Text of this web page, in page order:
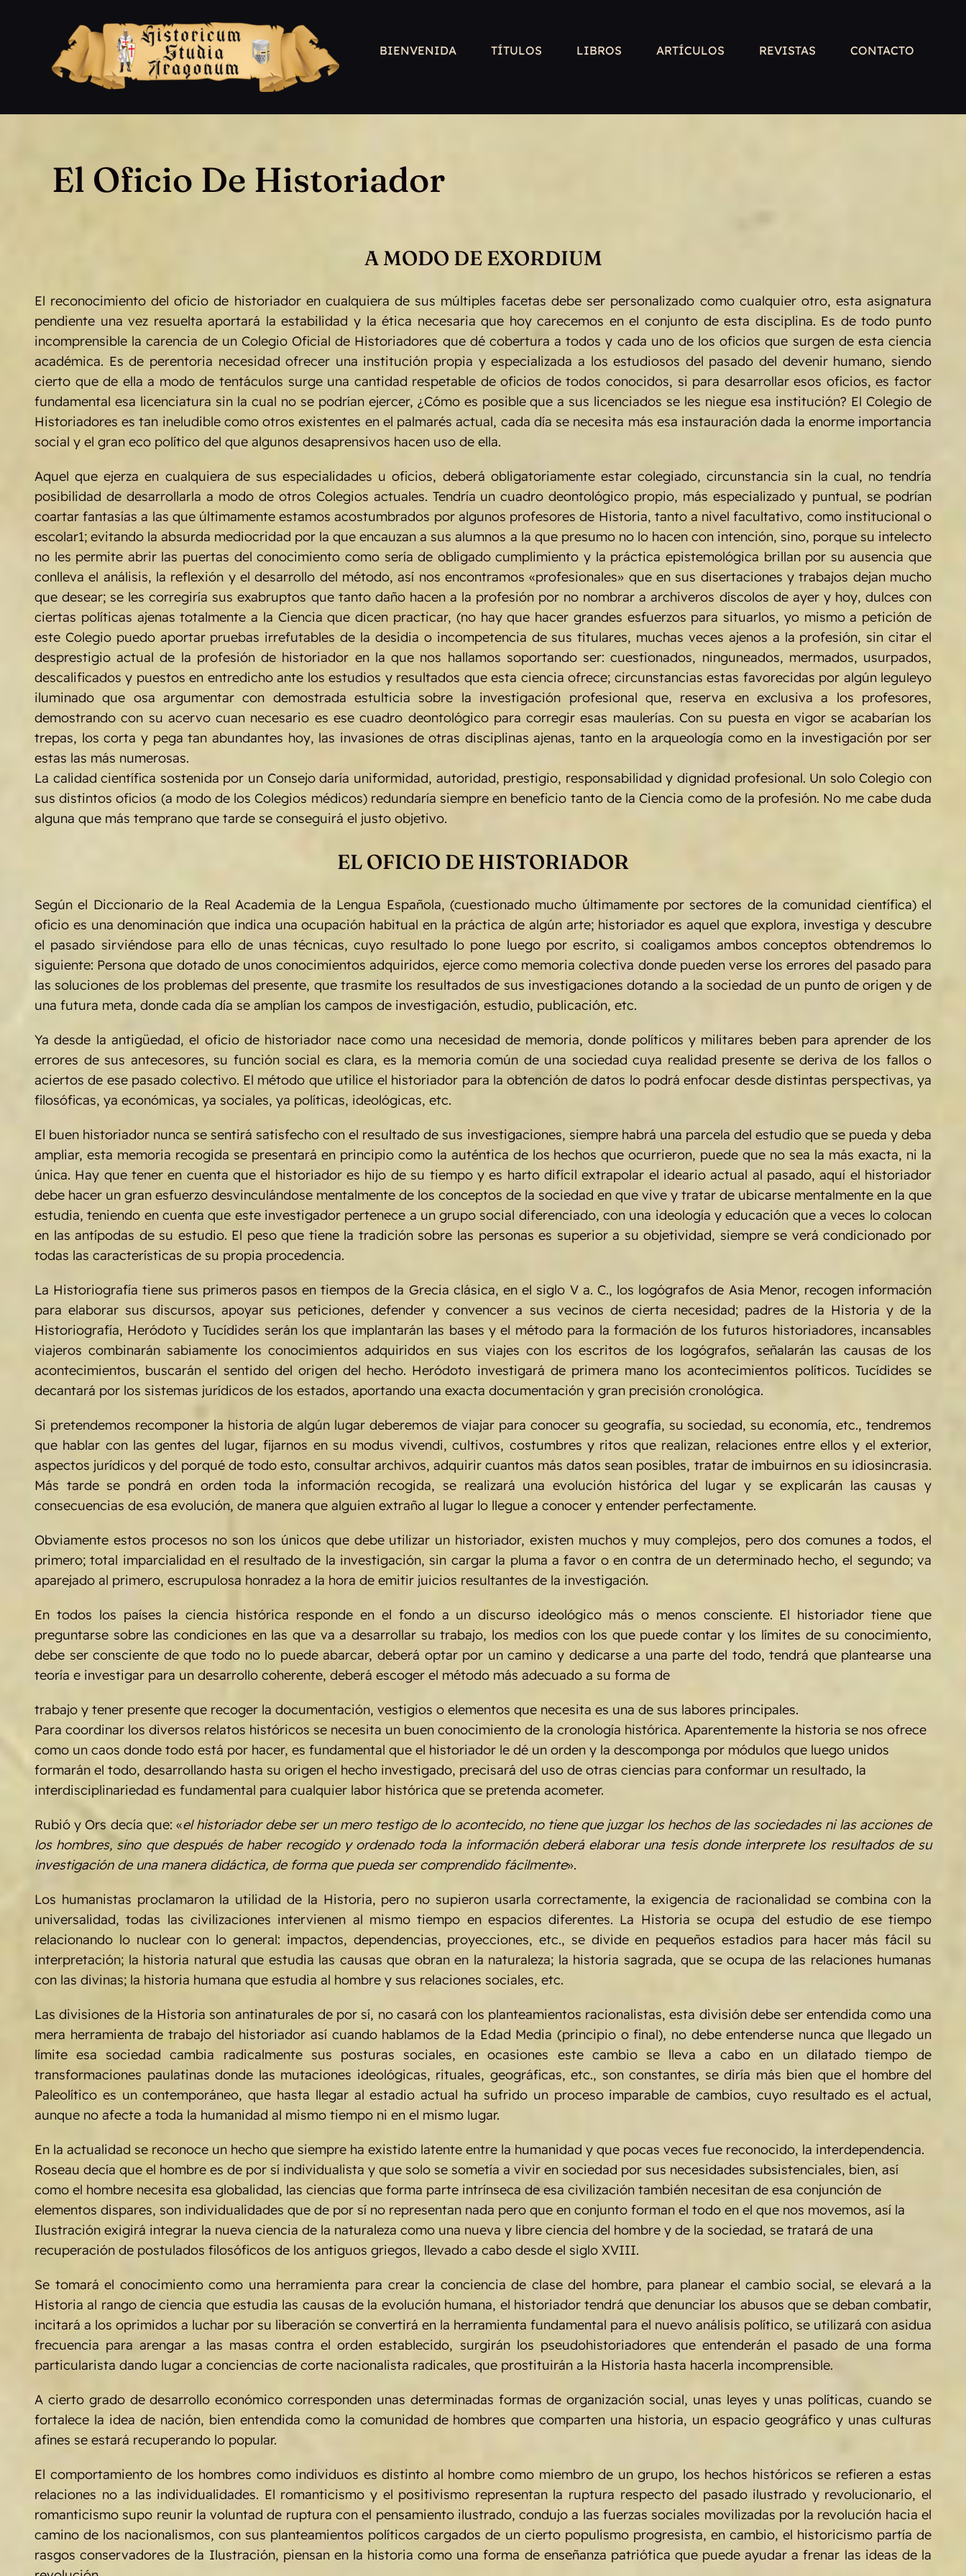
BIENVENIDA TÍTULOS LIBROS ARTÍCULOS REVISTAS CONTACTO
El Oficio De Historiador
A MODO DE EXORDIUM
El reconocimiento del oficio de historiador en cualquiera de sus múltiples facetas debe ser personalizado como cualquier otro, esta asignatura
pendiente una vez resuelta aportará la estabilidad y la ética necesaria que hoy carecemos en el conjunto de esta disciplina. Es de todo punto
incomprensible la carencia de un Colegio Oficial de Historiadores que dé cobertura a todos y cada uno de los oficios que surgen de esta ciencia
académica. Es de perentoria necesidad ofrecer una institución propia y especializada a los estudiosos del pasado del devenir humano, siendo
cierto que de ella a modo de tentáculos surge una cantidad respetable de oficios de todos conocidos, si para desarrollar esos oficios, es factor
fundamental esa licenciatura sin la cual no se podrían ejercer, ¿Cómo es posible que a sus licenciados se les niegue esa institución? El Colegio de
Historiadores es tan ineludible como otros existentes en el palmarés actual, cada día se necesita más esa instauración dada la enorme importancia
social y el gran eco político del que algunos desaprensivos hacen uso de ella.
Aquel que ejerza en cualquiera de sus especialidades u oficios, deberá obligatoriamente estar colegiado, circunstancia sin la cual, no tendría
posibilidad de desarrollarla a modo de otros Colegios actuales. Tendría un cuadro deontológico propio, más especializado y puntual, se podrían
coartar fantasías a las que últimamente estamos acostumbrados por algunos profesores de Historia, tanto a nivel facultativo, como institucional o
escolar1; evitando la absurda mediocridad por la que encauzan a sus alumnos a la que presumo no lo hacen con intención, sino, porque su intelecto
no les permite abrir las puertas del conocimiento como sería de obligado cumplimiento y la práctica epistemológica brillan por su ausencia que
conlleva el análisis, la reflexión y el desarrollo del método, así nos encontramos «profesionales» que en sus disertaciones y trabajos dejan mucho
que desear; se les corregiría sus exabruptos que tanto daño hacen a la profesión por no nombrar a archiveros díscolos de ayer y hoy, dulces con
ciertas políticas ajenas totalmente a la Ciencia que dicen practicar, (no hay que hacer grandes esfuerzos para situarlos, yo mismo a petición de
este Colegio puedo aportar pruebas irrefutables de la desidia o incompetencia de sus titulares, muchas veces ajenos a la profesión, sin citar el
desprestigio actual de la profesión de historiador en la que nos hallamos soportando ser: cuestionados, ninguneados, mermados, usurpados,
descalificados y puestos en entredicho ante los estudios y resultados que esta ciencia ofrece; circunstancias estas favorecidas por algún leguleyo
iluminado que osa argumentar con demostrada estulticia sobre la investigación profesional que, reserva en exclusiva a los profesores,
demostrando con su acervo cuan necesario es ese cuadro deontológico para corregir esas maulerías. Con su puesta en vigor se acabarían los
trepas, los corta y pega tan abundantes hoy, las invasiones de otras disciplinas ajenas, tanto en la arqueología como en la investigación por ser
estas las más numerosas.
La calidad científica sostenida por un Consejo daría uniformidad, autoridad, prestigio, responsabilidad y dignidad profesional. Un solo Colegio con
sus distintos oficios (a modo de los Colegios médicos) redundaría siempre en beneficio tanto de la Ciencia como de la profesión. No me cabe duda
alguna que más temprano que tarde se conseguirá el justo objetivo.
EL OFICIO DE HISTORIADOR
Según el Diccionario de la Real Academia de la Lengua Española, (cuestionado mucho últimamente por sectores de la comunidad científica) el
oficio es una denominación que indica una ocupación habitual en la práctica de algún arte; historiador es aquel que explora, investiga y descubre
el pasado sirviéndose para ello de unas técnicas, cuyo resultado lo pone luego por escrito, si coaligamos ambos conceptos obtendremos lo
siguiente: Persona que dotado de unos conocimientos adquiridos, ejerce como memoria colectiva donde pueden verse los errores del pasado para
las soluciones de los problemas del presente, que trasmite los resultados de sus investigaciones dotando a la sociedad de un punto de origen y de
una futura meta, donde cada día se amplían los campos de investigación, estudio, publicación, etc.
Ya desde la antigüedad, el oficio de historiador nace como una necesidad de memoria, donde políticos y militares beben para aprender de los
errores de sus antecesores, su función social es clara, es la memoria común de una sociedad cuya realidad presente se deriva de los fallos o
aciertos de ese pasado colectivo. El método que utilice el historiador para la obtención de datos lo podrá enfocar desde distintas perspectivas, ya
filosóficas, ya económicas, ya sociales, ya políticas, ideológicas, etc.
El buen historiador nunca se sentirá satisfecho con el resultado de sus investigaciones, siempre habrá una parcela del estudio que se pueda y deba
ampliar, esta memoria recogida se presentará en principio como la auténtica de los hechos que ocurrieron, puede que no sea la más exacta, ni la
única. Hay que tener en cuenta que el historiador es hijo de su tiempo y es harto difícil extrapolar el ideario actual al pasado, aquí el historiador
debe hacer un gran esfuerzo desvinculándose mentalmente de los conceptos de la sociedad en que vive y tratar de ubicarse mentalmente en la que
estudia, teniendo en cuenta que este investigador pertenece a un grupo social diferenciado, con una ideología y educación que a veces lo colocan
en las antípodas de su estudio. El peso que tiene la tradición sobre las personas es superior a su objetividad, siempre se verá condicionado por
todas las características de su propia procedencia.
La Historiografía tiene sus primeros pasos en tiempos de la Grecia clásica, en el siglo V a. C., los logógrafos de Asia Menor, recogen información
para elaborar sus discursos, apoyar sus peticiones, defender y convencer a sus vecinos de cierta necesidad; padres de la Historia y de la
Historiografía, Heródoto y Tucídides serán los que implantarán las bases y el método para la formación de los futuros historiadores, incansables
viajeros combinarán sabiamente los conocimientos adquiridos en sus viajes con los escritos de los logógrafos, señalarán las causas de los
acontecimientos, buscarán el sentido del origen del hecho. Heródoto investigará de primera mano los acontecimientos políticos. Tucídides se
decantará por los sistemas jurídicos de los estados, aportando una exacta documentación y gran precisión cronológica.
Si pretendemos recomponer la historia de algún lugar deberemos de viajar para conocer su geografía, su sociedad, su economía, etc., tendremos
que hablar con las gentes del lugar, fijarnos en su modus vivendi, cultivos, costumbres y ritos que realizan, relaciones entre ellos y el exterior,
aspectos jurídicos y del porqué de todo esto, consultar archivos, adquirir cuantos más datos sean posibles, tratar de imbuirnos en su idiosincrasia.
Más tarde se pondrá en orden toda la información recogida, se realizará una evolución histórica del lugar y se explicarán las causas y
consecuencias de esa evolución, de manera que alguien extraño al lugar lo llegue a conocer y entender perfectamente.
Obviamente estos procesos no son los únicos que debe utilizar un historiador, existen muchos y muy complejos, pero dos comunes a todos, el
primero; total imparcialidad en el resultado de la investigación, sin cargar la pluma a favor o en contra de un determinado hecho, el segundo; va
aparejado al primero, escrupulosa honradez a la hora de emitir juicios resultantes de la investigación.
En todos los países la ciencia histórica responde en el fondo a un discurso ideológico más o menos consciente. El historiador tiene que
preguntarse sobre las condiciones en las que va a desarrollar su trabajo, los medios con los que puede contar y los límites de su conocimiento,
debe ser consciente de que todo no lo puede abarcar, deberá optar por un camino y dedicarse a una parte del todo, tendrá que plantearse una
teoría e investigar para un desarrollo coherente, deberá escoger el método más adecuado a su forma de
trabajo y tener presente que recoger la documentación, vestigios o elementos que necesita es una de sus labores principales.
Para coordinar los diversos relatos históricos se necesita un buen conocimiento de la cronología histórica. Aparentemente la historia se nos ofrece
como un caos donde todo está por hacer, es fundamental que el historiador le dé un orden y la descomponga por módulos que luego unidos
formarán el todo, desarrollando hasta su origen el hecho investigado, precisará del uso de otras ciencias para conformar un resultado, la
interdisciplinariedad es fundamental para cualquier labor histórica que se pretenda acometer.
Rubió y Ors decía que: «el historiador debe ser un mero testigo de lo acontecido, no tiene que juzgar los hechos de las sociedades ni las acciones de
los hombres, sino que después de haber recogido y ordenado toda la información deberá elaborar una tesis donde interprete los resultados de su
investigación de una manera didáctica, de forma que pueda ser comprendido fácilmente».
Los humanistas proclamaron la utilidad de la Historia, pero no supieron usarla correctamente, la exigencia de racionalidad se combina con la
universalidad, todas las civilizaciones intervienen al mismo tiempo en espacios diferentes. La Historia se ocupa del estudio de ese tiempo
relacionando lo nuclear con lo general: impactos, dependencias, proyecciones, etc., se divide en pequeños estadios para hacer más fácil su
interpretación; la historia natural que estudia las causas que obran en la naturaleza; la historia sagrada, que se ocupa de las relaciones humanas
con las divinas; la historia humana que estudia al hombre y sus relaciones sociales, etc.
Las divisiones de la Historia son antinaturales de por sí, no casará con los planteamientos racionalistas, esta división debe ser entendida como una
mera herramienta de trabajo del historiador así cuando hablamos de la Edad Media (principio o final), no debe entenderse nunca que llegado un
límite esa sociedad cambia radicalmente sus posturas sociales, en ocasiones este cambio se lleva a cabo en un dilatado tiempo de
transformaciones paulatinas donde las mutaciones ideológicas, rituales, geográficas, etc., son constantes, se diría más bien que el hombre del
Paleolítico es un contemporáneo, que hasta llegar al estadio actual ha sufrido un proceso imparable de cambios, cuyo resultado es el actual,
aunque no afecte a toda la humanidad al mismo tiempo ni en el mismo lugar.
En la actualidad se reconoce un hecho que siempre ha existido latente entre la humanidad y que pocas veces fue reconocido, la interdependencia.
Roseau decía que el hombre es de por sí individualista y que solo se sometía a vivir en sociedad por sus necesidades subsistenciales, bien, así
como el hombre necesita esa globalidad, las ciencias que forma parte intrínseca de esa civilización también necesitan de esa conjunción de
elementos dispares, son individualidades que de por sí no representan nada pero que en conjunto forman el todo en el que nos movemos, así la
Ilustración exigirá integrar la nueva ciencia de la naturaleza como una nueva y libre ciencia del hombre y de la sociedad, se tratará de una
recuperación de postulados filosóficos de los antiguos griegos, llevado a cabo desde el siglo XVIII.
Se tomará el conocimiento como una herramienta para crear la conciencia de clase del hombre, para planear el cambio social, se elevará a la
Historia al rango de ciencia que estudia las causas de la evolución humana, el historiador tendrá que denunciar los abusos que se deban combatir,
incitará a los oprimidos a luchar por su liberación se convertirá en la herramienta fundamental para el nuevo análisis político, se utilizará con asidua
frecuencia para arengar a las masas contra el orden establecido, surgirán los pseudohistoriadores que entenderán el pasado de una forma
particularista dando lugar a conciencias de corte nacionalista radicales, que prostituirán a la Historia hasta hacerla incomprensible.
A cierto grado de desarrollo económico corresponden unas determinadas formas de organización social, unas leyes y unas políticas, cuando se
fortalece la idea de nación, bien entendida como la comunidad de hombres que comparten una historia, un espacio geográfico y unas culturas
afines se estará recuperando lo popular.
El comportamiento de los hombres como individuos es distinto al hombre como miembro de un grupo, los hechos históricos se refieren a estas
relaciones no a las individualidades. El romanticismo y el positivismo representan la ruptura respecto del pasado ilustrado y revolucionario, el
romanticismo supo reunir la voluntad de ruptura con el pensamiento ilustrado, condujo a las fuerzas sociales movilizadas por la revolución hacia el
camino de los nacionalismos, con sus planteamientos políticos cargados de un cierto populismo progresista, en cambio, el historicismo partía de
rasgos conservadores de la Ilustración, piensan en la historia como una forma de enseñanza patriótica que puede ayudar a frenar las ideas de la